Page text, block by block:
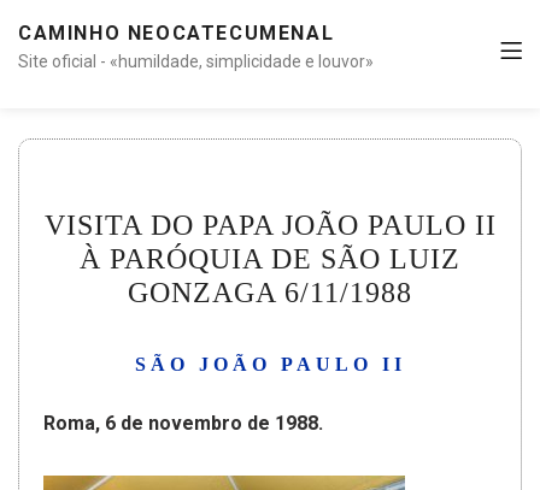
CAMINHO NEOCATECUMENAL
Site oficial - «humildade, simplicidade e louvor»
VISITA DO PAPA JOÃO PAULO II
À PARÓQUIA DE SÃO LUIZ
GONZAGA 6/11/1988
SÃO JOÃO PAULO II
Roma, 6 de novembro de 1988.